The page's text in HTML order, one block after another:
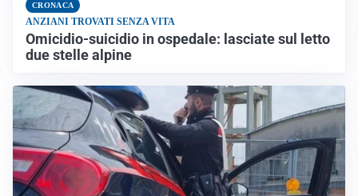
CRONACA
ANZIANI TROVATI SENZA VITA
Omicidio-suicidio in ospedale: lasciate sul letto
due stelle alpine